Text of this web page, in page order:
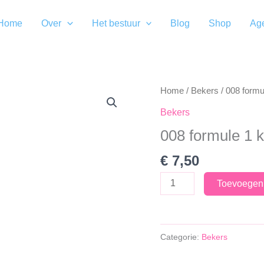
Over Het bestuur Blog Shop
Home / Bekers / 008
Bekers
008 formule 1
€ 7,50
008
formule
Categorie: Bekers